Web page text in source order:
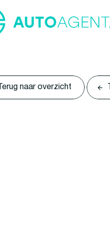
Terug naar overzicht